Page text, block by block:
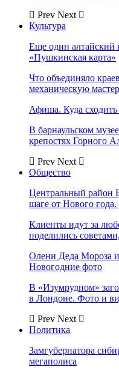
Prev Next
Культура
Еще один алтайский
«Пушкинская карта»
Что объединяло
механическую
Афиша. Куда сходить
В барнаульском
крепостях Горного
Prev Next
Общество
Центральный район
шаге от Нового
Клиенты идут за
поделились
Олени Деда Мороза и
Новогодние фото
В «Изумрудном»
в Лондоне. Фото и
Prev Next
Политика
Замгубернатора
мегаполиса